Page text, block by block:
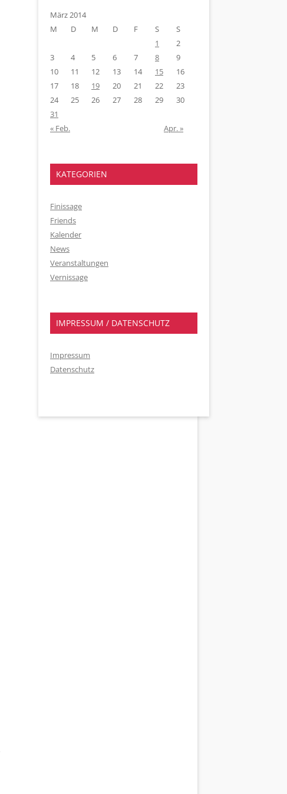
März 2014
M
D M D F S
S
1
2
3
4 5 6 7 8
9
10
11 12 13 14 15
16
17
18 19 20 21 22
23
24
25 26 27 28 29
30
31
« Feb.
Apr. »
KATEGORIEN
Finissage
Friends
Kalender
News
Veranstaltungen
Vernissage
IMPRESSUM / DATENSCHUTZ
Impressum
Datenschutz